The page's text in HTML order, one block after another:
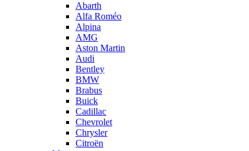
Abarth
Alfa Roméo
Alpina
AMG
Aston Martin
Audi
Bentley
BMW
Brabus
Buick
Cadillac
Chevrolet
Chrysler
Citroën